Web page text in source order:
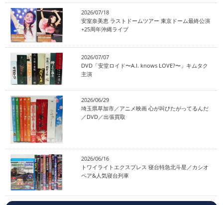
2026/07/18
安室奈美恵 ラストドームツアー 東京ドーム最終公演
+25周年沖縄ライブ
2026/07/07
DVD「安堂ロイド〜A.I. knows LOVE?〜」キムタク
主演
2026/06/29
埼玉県草加市／アニメ映画 心が叫びたがってるんだ
／DVD／出張買取
2026/06/16
トワイライトエクスプレス 寝台特急北斗星／カシオ
ペア&人気寝台列車